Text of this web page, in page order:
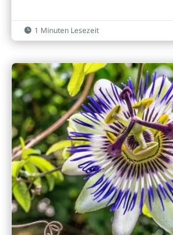
 1 Minuten Lesezeit